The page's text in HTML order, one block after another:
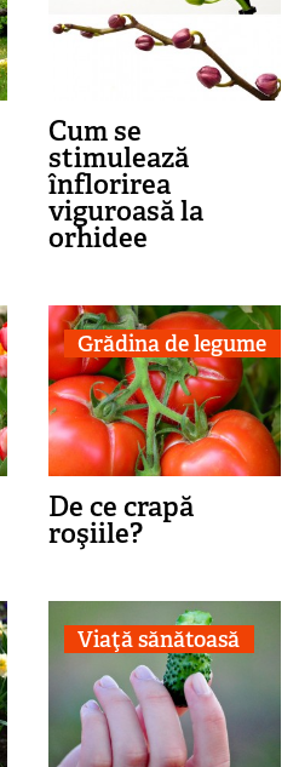
Cum se
stimulează
înflorirea
viguroasă la
orhidee
Grădina de legume
De ce crapă
roşiile?
Viaţă sănătoasă